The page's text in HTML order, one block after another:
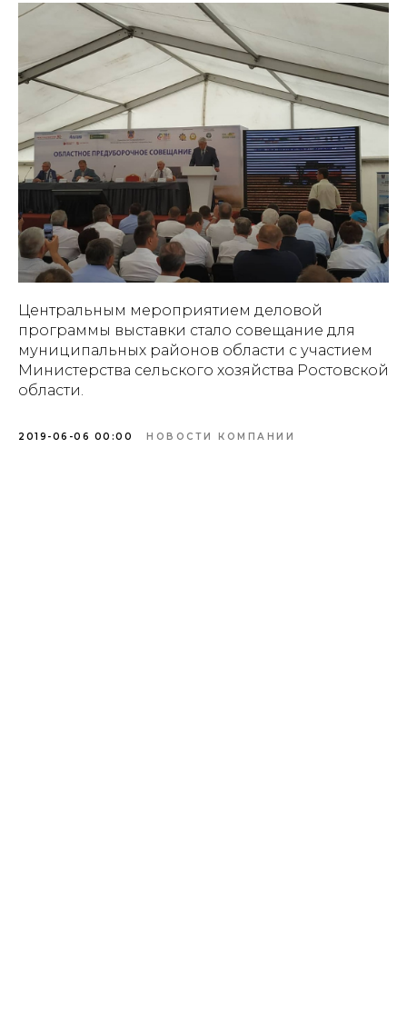
Центральным мероприятием деловой
программы выставки стало совещание для
муниципальных районов области с участием
Министерства сельского хозяйства Ростовской
области.
2019-06-06 00:00 НОВОСТИ КОМПАНИИ